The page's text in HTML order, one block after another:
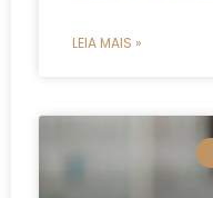
LEIA MAIS »